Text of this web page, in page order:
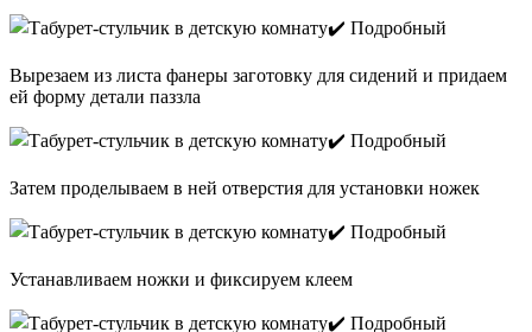
Вырезаем из листа фанеры заготовку для сидений и придаем
ей форму детали паззла
Затем проделываем в ней отверстия для установки ножек
Устанавливаем ножки и фиксируем клеем